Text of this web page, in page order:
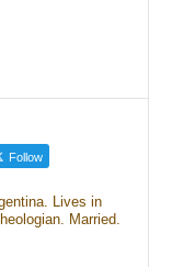
Follow
Lives in
Married.